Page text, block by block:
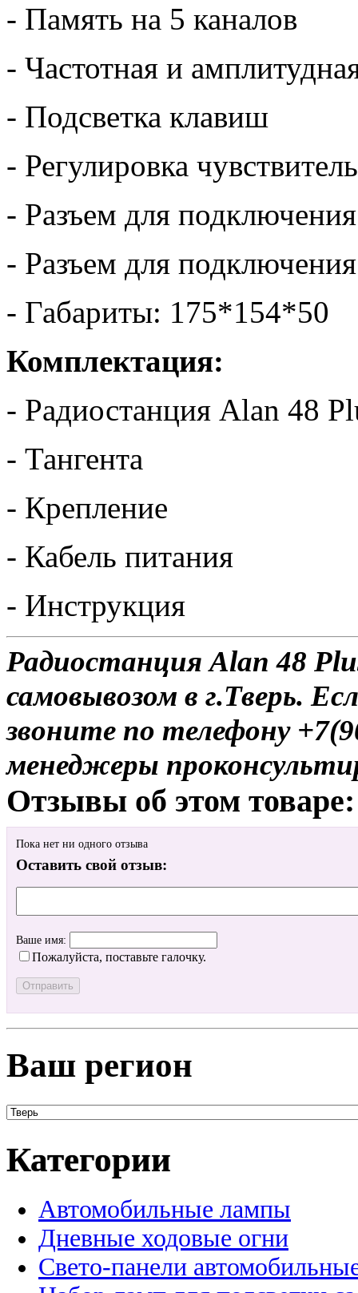
- Память на 5 каналов
- Частотная и
- Подсветка клавиш
- Регулировка
- Разъем для
- Разъем для
- Габариты: 175*154*50
Комплектация:
- Радиостанция Alan 48
- Тангента
- Крепление
- Кабель питания
- Инструкция
Радиостанция Alan 48
самовывозом в г.Тверь.
звоните по телефону
менеджеры
Отзывы об этом товаре:
Пока нет ни одного отзыва
Оставить свой отзыв:
Ваше имя:
Пожалуйста, поставьте галочку.
Ваш регион
Категории
Автомобильные лампы
Дневные ходовые огни
Свето-панели